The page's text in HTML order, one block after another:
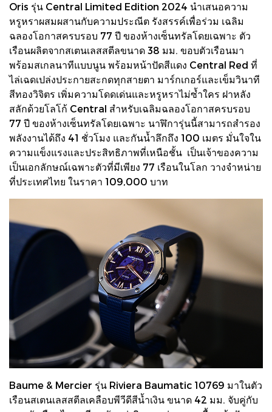
Oris รุ่น Central Limited Edition 2024 นำเสนอความ
หรูหราผสมผสานกับความประณีต รังสรรค์เพื่อร่วม เฉลิม
ฉลองโอกาสครบรอบ 77 ปี ของห้างเซ็นทรัลโดยเฉพาะ ตัว
เรือนผลิตจากสเตนเลสสตีลขนาด 38 มม. ขอบตัวเรือนมา
พร้อมสเกลนาทีแบบนูน พร้อมหน้าปัดสีแดง Central Red ที่
ไล่เฉดเปล่งประกายสะกดทุกสายตา มาร์กเกอร์และเข็มวินาที
สีทองวิจิตร เพิ่มความโดดเด่นและหรูหราไม่ซ้ำใคร ฝาหลัง
สลักด้วยโลโก้ Central สำหรับเฉลิมฉลองโอกาสครบรอบ
77 ปี ของห้างเซ็นทรัลโดยเฉพาะ นาฬิการุ่นนี้สามารถสำรอง
พลังงานได้ถึง 41 ชั่วโมง และกันน้ำลึกถึง 100 เมตร มั่นใจใน
ความแข็งแรงและประสิทธิภาพที่เหนือชั้น เป็นเจ้าของความ
เป็นเอกลักษณ์เฉพาะตัวที่มีเพียง 77 เรือนในโลก วางจำหน่าย
ที่ประเทศไทย ในราคา 109,000 บาท
Baume & Mercier รุ่น Riviera Baumatic 10769 มาในตัว
เรือนสเตนเลสสตีลเคลือบพีวีดีสีน้ำเงิน ขนาด 42 มม. จับคู่กับ